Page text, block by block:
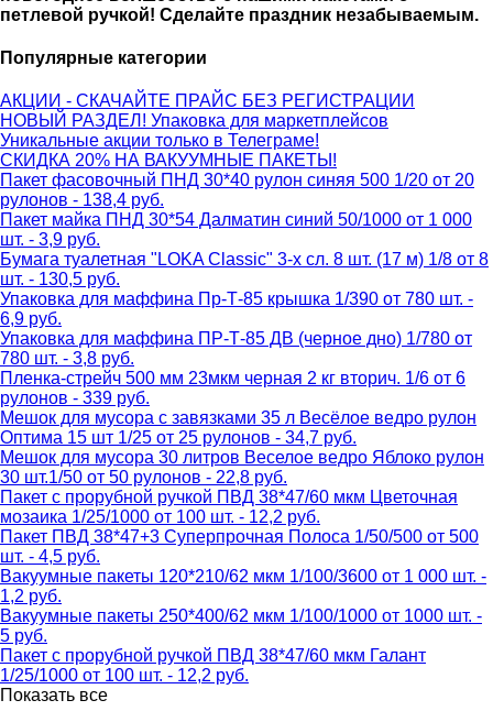
петлевой ручкой! Сделайте праздник незабываемым.
Популярные категории
АКЦИИ - СКАЧАЙТЕ ПРАЙС БЕЗ РЕГИСТРАЦИИ
НОВЫЙ РАЗДЕЛ! Упаковка для маркетплейсов
Уникальные акции только в Телеграме!
СКИДКА 20% НА ВАКУУМНЫЕ ПАКЕТЫ!
Пакет фасовочный ПНД 30*40 рулон синяя 500 1/20 от 20
рулонов - 138,4 руб.
Пакет майка ПНД 30*54 Далматин синий 50/1000 от 1 000
шт. - 3,9 руб.
Бумага туалетная "LOKA Classic" 3-х сл. 8 шт. (17 м) 1/8 от 8
шт. - 130,5 руб.
Упаковка для маффина Пр-Т-85 крышка 1/390 от 780 шт. -
6,9 руб.
Упаковка для маффина ПР-Т-85 ДВ (черное дно) 1/780 от
780 шт. - 3,8 руб.
Пленка-стрейч 500 мм 23мкм черная 2 кг вторич. 1/6 от 6
рулонов - 339 руб.
Мешок для мусора с завязками 35 л Весёлое ведро рулон
Оптима 15 шт 1/25 от 25 рулонов - 34,7 руб.
Мешок для мусора 30 литров Веселое ведро Яблоко рулон
30 шт.1/50 от 50 рулонов - 22,8 руб.
Пакет с прорубной ручкой ПВД 38*47/60 мкм Цветочная
мозаика 1/25/1000 от 100 шт. - 12,2 руб.
Пакет ПВД 38*47+3 Суперпрочная Полоса 1/50/500 от 500
шт. - 4,5 руб.
Вакуумные пакеты 120*210/62 мкм 1/100/3600 от 1 000 шт. -
1,2 руб.
Вакуумные пакеты 250*400/62 мкм 1/100/1000 от 1000 шт. -
5 руб.
Пакет с прорубной ручкой ПВД 38*47/60 мкм Галант
1/25/1000 от 100 шт. - 12,2 руб.
Показать все